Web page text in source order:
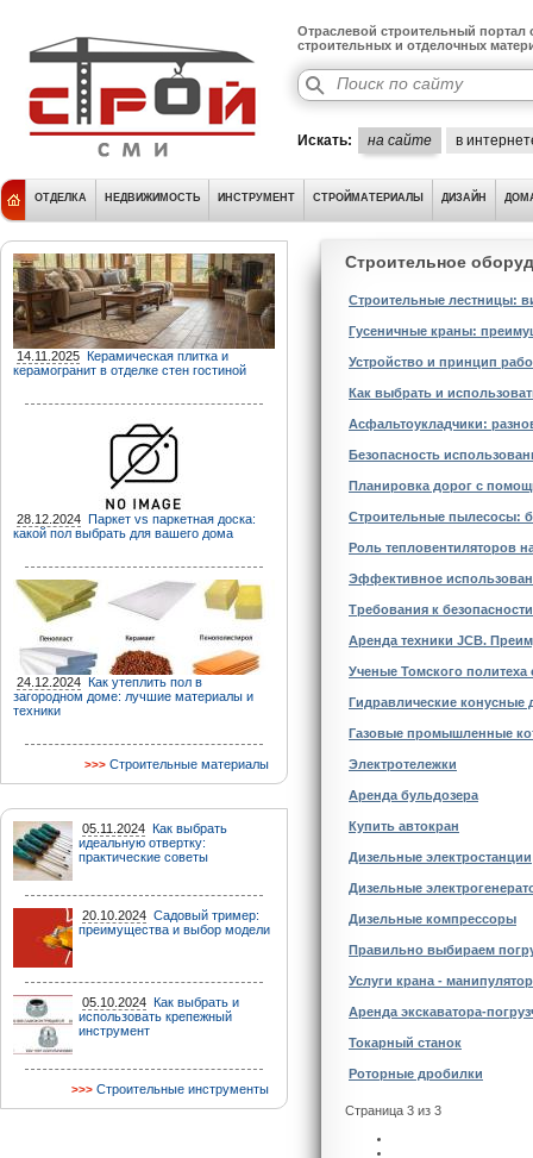
Отраслевой строительный портал
строительных и отделочных
Искать: на сайте в
ОТДЕЛКА НЕДВИЖИМОСТЬ ИНСТРУМЕНТ СТРОЙМАТЕРИАЛЫ ДИЗАЙН
14.11.2025 Керамическая плитка и
керамогранит в отделке стен гостиной
28.12.2024 Паркет vs паркетная доска:
какой пол выбрать для вашего дома
24.12.2024 Как утеплить пол в
загородном доме: лучшие материалы и
техники
Строительные материалы
05.11.2024 Как выбрать
идеальную отвертку:
практические советы
20.10.2024 Садовый тример:
преимущества и выбор модели
05.10.2024 Как выбрать и
использовать крепежный
инструмент
Строительные инструменты
Строительное
Строительные лестницы:
Гусеничные краны:
Устройство и принцип
Как выбрать и
Асфальтоукладчики:
Безопасность
Планировка дорог с
Строительные пылесосы:
Роль тепловентиляторов
Эффективное
Требования к
Аренда техники JCB.
Ученые Томского
Гидравлические конусные
Газовые промышленные
Электротележки
Аренда бульдозера
Купить автокран
Дизельные электростанции
Дизельные
Дизельные компрессоры
Правильно выбираем
Услуги крана -
Аренда экскаватора-
Токарный станок
Роторные дробилки
Страница 3 из 3